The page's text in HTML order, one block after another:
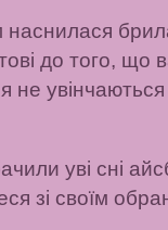
до того, що
не увінчаються
уві сні
зі своїм